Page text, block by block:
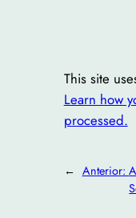
This site
Learn how
processed.
← Anterior: